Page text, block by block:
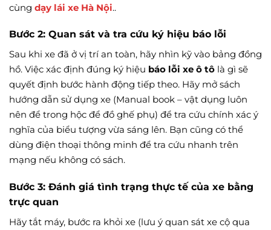
cùng dạy lái xe Hà Nội..
Bước 2: Quan sát và tra cứu ký hiệu báo lỗi
Sau khi xe đã ở vị trí an toàn, hãy nhìn kỹ vào bảng đồng
hồ. Việc xác định đúng ký hiệu báo lỗi xe ô tô là gì sẽ
quyết định bước hành động tiếp theo. Hãy mở sách
hướng dẫn sử dụng xe (Manual book – vật dụng luôn
nên để trong hộc để đồ ghế phụ) để tra cứu chính xác ý
nghĩa của biểu tượng vừa sáng lên. Bạn cũng có thể
dùng điện thoại thông minh để tra cứu nhanh trên
mạng nếu không có sách.
Bước 3: Đánh giá tình trạng thực tế của xe bằng
trực quan
Hãy tắt máy, bước ra khỏi xe (lưu ý quan sát xe cộ qua